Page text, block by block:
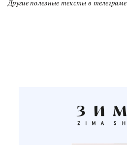
Другие полезные тексты в телеграме